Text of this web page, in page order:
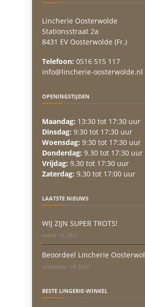
Lincherie Oosterwolde
Stationsstraat 2a
8431 EV Oosterwolde (Fr.)
Telefoon: 0516 515 117
info@lincherie-oosterwolde.nl
OPENINGSTIJDEN
Maandag: 13:30 tot 17:30 uur
Dinsdag: 9:30 tot 17:30 uur
Woensdag: 9:30 tot 17:30 uur
Donderdag: 9.30 tot 17:30 uur
Vrijdag: 9.30 tot 17:30 uur
Zaterdag: 9.30 tot 17:00 uur
LAATSTE NIEUWS
WIJ ZIJN SUPER TROTS!
maart 14, 2022
Beoordeel Lincherie
september 28, 2020
BESTE LINGERIE-WINKEL